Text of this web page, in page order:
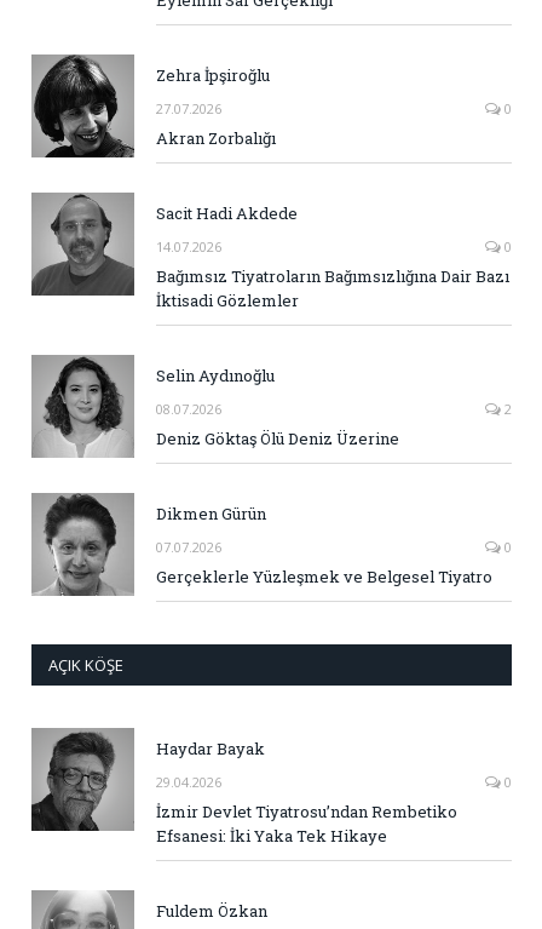
Zehra İpşiroğlu
27.07.2026 0
Akran Zorbalığı
Sacit Hadi Akdede
14.07.2026 0
Bağımsız Tiyatroların Bağımsızlığına Dair Bazı
İktisadi Gözlemler
Selin Aydınoğlu
08.07.2026 2
Deniz Göktaş Ölü Deniz Üzerine
Dikmen Gürün
07.07.2026 0
Gerçeklerle Yüzleşmek ve Belgesel Tiyatro
AÇIK KÖŞE
Haydar Bayak
29.04.2026 0
İzmir Devlet Tiyatrosu’ndan Rembetiko
Efsanesi: İki Yaka Tek Hikaye
Fuldem Özkan